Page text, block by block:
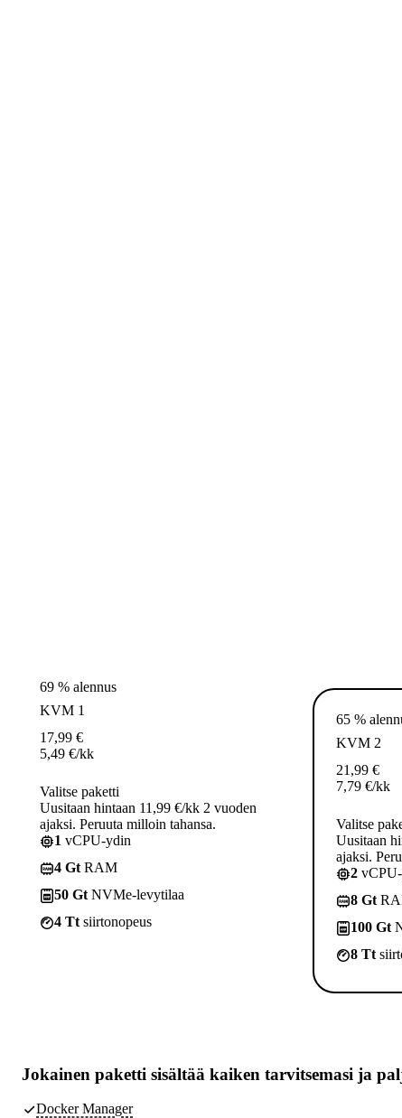
69 % alennus
KVM 1
17,99 €
5,49 €/kk
Valitse paketti
Uusitaan hintaan 11,99 €/kk 2 vuoden
ajaksi. Peruuta milloin tahansa.
1 vCPU-ydin
4 Gt RAM
50 Gt NVMe-levytilaa
4 Tt siirtonopeus
65 %
KVM 2
21,99 €
7,79 €/kk
Valitse
Uusitaan
ajaksi.
2
8 Gt
100 Gt
8 Tt
Jokainen paketti sisältää kaiken tarvitsemasi ja
Docker Manager